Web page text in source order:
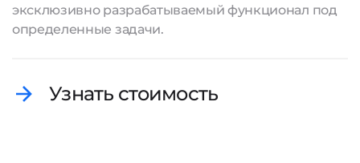
эксклюзивно разрабатываемый функционал под
определенные задачи.
Узнать стоимость